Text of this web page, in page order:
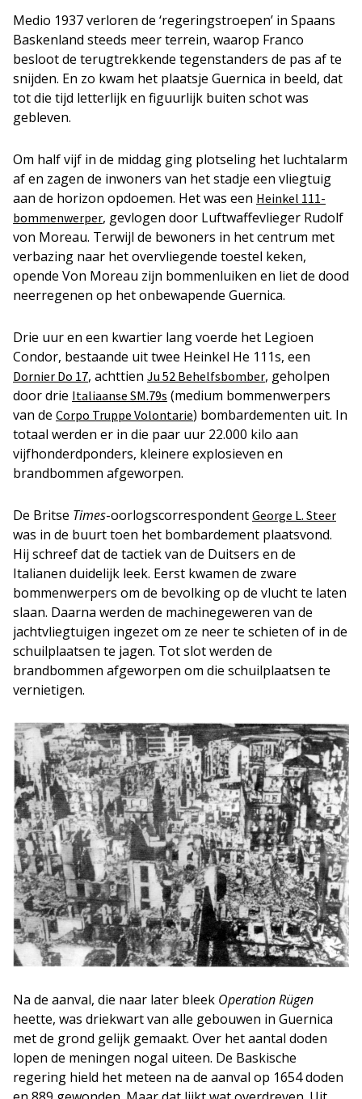
Medio 1937 verloren de ‘regeringstroepen’ in Spaans
Baskenland steeds meer terrein, waarop Franco
besloot de terugtrekkende tegenstanders de pas af te
snijden. En zo kwam het plaatsje Guernica in beeld, dat
tot die tijd letterlijk en figuurlijk buiten schot was
gebleven.
Om half vijf in de middag ging plotseling het luchtalarm
af en zagen de inwoners van het stadje een vliegtuig
aan de horizon opdoemen. Het was een Heinkel 111-
bommenwerper, gevlogen door Luftwaffevlieger Rudolf
von Moreau. Terwijl de bewoners in het centrum met
verbazing naar het overvliegende toestel keken,
opende Von Moreau zijn bommenluiken en liet de dood
neerregenen op het onbewapende Guernica.
Drie uur en een kwartier lang voerde het Legioen
Condor, bestaande uit twee Heinkel He 111s, een
Dornier Do 17, achttien Ju 52 Behelfsbomber, geholpen
door drie Italiaanse SM.79s (medium bommenwerpers
van de Corpo Truppe Volontarie) bombardementen uit. In
totaal werden er in die paar uur 22.000 kilo aan
vijfhonderdponders, kleinere explosieven en
brandbommen afgeworpen.
De Britse Times-oorlogscorrespondent George L. Steer
was in de buurt toen het bombardement plaatsvond.
Hij schreef dat de tactiek van de Duitsers en de
Italianen duidelijk leek. Eerst kwamen de zware
bommenwerpers om de bevolking op de vlucht te laten
slaan. Daarna werden de machinegeweren van de
jachtvliegtuigen ingezet om ze neer te schieten of in de
schuilplaatsen te jagen. Tot slot werden de
brandbommen afgeworpen om die schuilplaatsen te
vernietigen.
Na de aanval, die naar later bleek Operation Rügen
heette, was driekwart van alle gebouwen in Guernica
met de grond gelijk gemaakt. Over het aantal doden
lopen de meningen nogal uiteen. De Baskische
regering hield het meteen na de aanval op 1654 doden